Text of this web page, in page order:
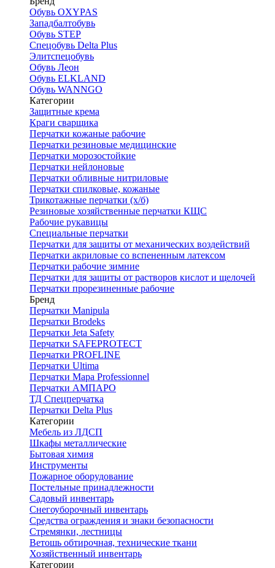
Обувь OXYPAS
Западбалтобувь
Обувь STEP
Спецобувь Delta Plus
Элитспецобувь
Обувь Леон
Обувь ELKLAND
Обувь WANNGO
Категории
Защитные крема
Краги сварщика
Перчатки кожаные рабочие
Перчатки резиновые медицинские
Перчатки морозостойкие
Перчатки нейлоновые
Перчатки обливные нитриловые
Перчатки спилковые, кожаные
Трикотажные перчатки (х/б)
Резиновые хозяйственные перчатки КЩС
Рабочие рукавицы
Специальные перчатки
Перчатки для защиты от механических воздействий
Перчатки акриловые со вспененным латексом
Перчатки рабочие зимние
Перчатки для защиты от растворов кислот и щелочей
Перчатки прорезиненные рабочие
Бренд
Перчатки Manipula
Перчатки Brodeks
Перчатки Jeta Safety
Перчатки SAFEPROTECT
Перчатки PROFLINE
Перчатки Ultima
Перчатки Мара Professionnel
Перчатки АМПАРО
ТД Спецперчатка
Перчатки Delta Plus
Категории
Мебель из ЛДСП
Шкафы металлические
Бытовая химия
Инструменты
Пожарное оборудование
Постельные принадлежности
Садовый инвентарь
Снегоуборочный инвентарь
Средства ограждения и знаки безопасности
Стремянки, лестницы
Ветошь обтирочная, технические ткани
Хозяйственный инвентарь
Категории